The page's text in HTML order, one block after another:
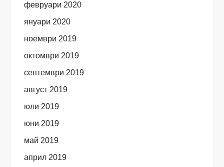
февруари 2020
януари 2020
ноември 2019
октомври 2019
септември 2019
август 2019
юли 2019
юни 2019
май 2019
април 2019